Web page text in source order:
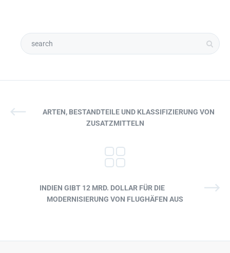
ARTEN, BESTANDTEILE UND KLASSIFIZIERUNG VON
ZUSATZMITTELN
INDIEN GIBT 12 MRD. DOLLAR FÜR DIE
MODERNISIERUNG VON FLUGHÄFEN AUS